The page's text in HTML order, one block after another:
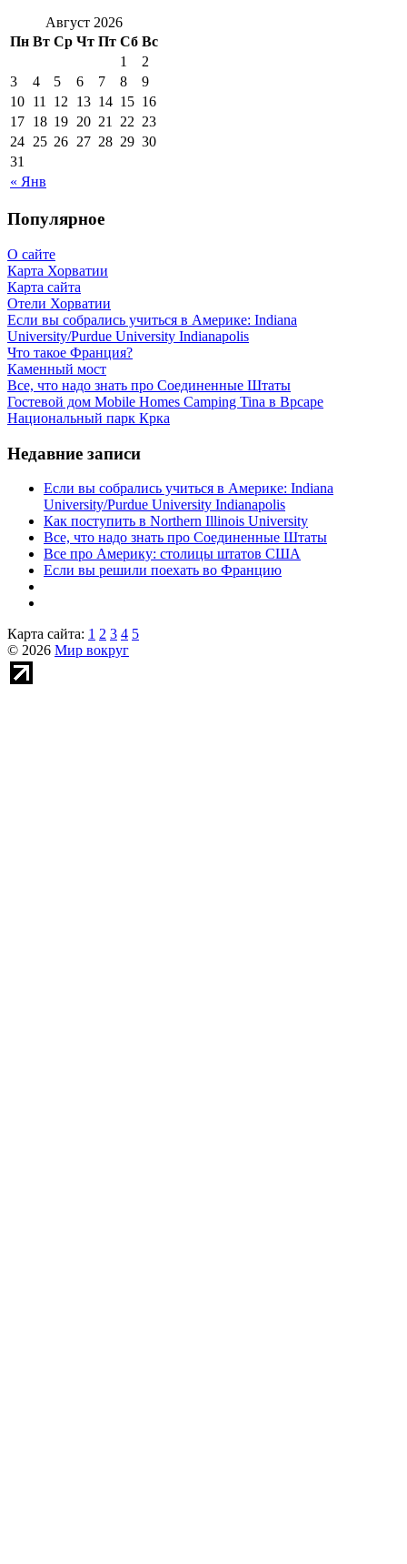
Август 2026
Пн Вт Ср Чт Пт Сб Вс
« Янв
1
2
3
4 5 6 7 8
9
10 11 12 13 14 15 16
17 18 19 20 21 22 23
24 25 26 27 28 29 30
31
Популярное
О сайте
Карта Хорватии
Карта сайта
Отели Хорватии
Если вы собрались учиться в Америке: Indiana
University/Purdue University Indianapolis
Что такое Франция?
Каменный мост
Все, что надо знать про Соединенные Штаты
Гостевой дом Mobile Homes Camping Tina в Врсаре
Национальный парк Крка
Недавние записи
Если вы собрались учиться в Америке: Indiana
University/Purdue University Indianapolis
Как поступить в Northern Illinois University
Все, что надо знать про Соединенные Штаты
Все про Америку: столицы штатов США
Если вы решили поехать во Францию
Карта сайта: 1 2 3 4 5
© 2026 Мир вокруг